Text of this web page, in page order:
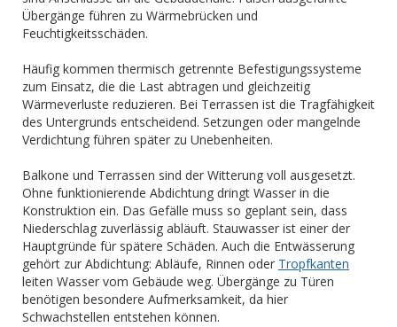
Übergänge führen zu Wärmebrücken und
Feuchtigkeitsschäden.
Häufig kommen thermisch getrennte Befestigungssysteme
zum Einsatz, die die Last abtragen und gleichzeitig
Wärmeverluste reduzieren. Bei Terrassen ist die Tragfähigkeit
des Untergrunds entscheidend. Setzungen oder mangelnde
Verdichtung führen später zu Unebenheiten.
Balkone und Terrassen sind der Witterung voll ausgesetzt.
Ohne funktionierende Abdichtung dringt Wasser in die
Konstruktion ein. Das Gefälle muss so geplant sein, dass
Niederschlag zuverlässig abläuft. Stauwasser ist einer der
Hauptgründe für spätere Schäden. Auch die Entwässerung
gehört zur Abdichtung: Abläufe, Rinnen oder Tropfkanten
leiten Wasser vom Gebäude weg. Übergänge zu Türen
benötigen besondere Aufmerksamkeit, da hier
Schwachstellen entstehen können.